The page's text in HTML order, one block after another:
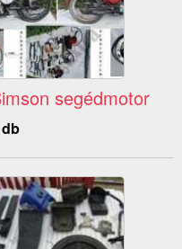
segédmotor